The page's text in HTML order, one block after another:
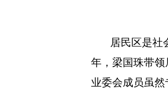
居民区是社
年，梁国珠带
业委会成员虽